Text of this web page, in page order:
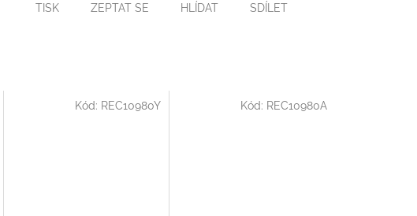
TISK ZEPTAT SE HLÍDAT SDÍLET
Kód: REC10980Y Kód: REC10980A